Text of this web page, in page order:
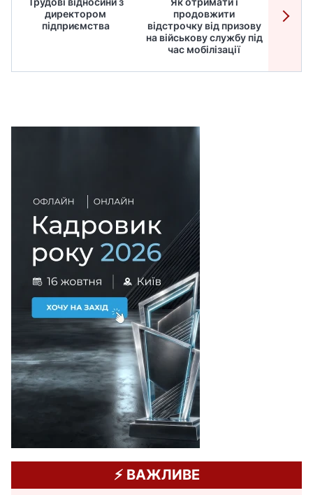
директором
підприємства
продовжити
відстрочку від призову
на військову службу під
час мобілізації
⚡️ ВАЖЛИВЕ